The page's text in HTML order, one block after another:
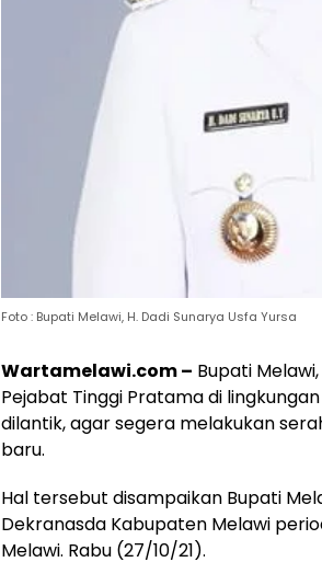
Foto : Bupati Melawi, H. Dadi Sunarya Usfa Yursa
Wartamelawi.com – Bupati
Pejabat Tinggi Pratama di
dilantik, agar segera melakukan
baru.
Hal tersebut disampaikan Bupati
Dekranasda Kabupaten Melawi
Melawi. Rabu (27/10/21).